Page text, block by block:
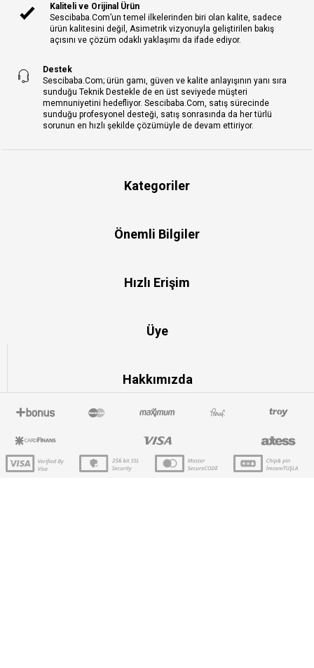
Kaliteli ve Orijinal Ürün
Sescibaba.Com’un temel ilkelerinden biri olan kalite, sadece
ürün kalitesini değil, Asimetrik vizyonuyla geliştirilen bakış
açısını ve çözüm odaklı yaklaşımı da ifade ediyor.
Destek
Sescibaba.Com; ürün gamı, güven ve kalite anlayışının yanı sıra
sunduğu Teknik Destekle de en üst seviyede müşteri
memnuniyetini hedefliyor. Sescibaba.Com, satış sürecinde
sunduğu profesyonel desteği, satış sonrasında da her türlü
sorunun en hızlı şekilde çözümüyle de devam ettiriyor.
Kategoriler
Önemli Bilgiler
Hızlı Erişim
Üye
Hakkımızda